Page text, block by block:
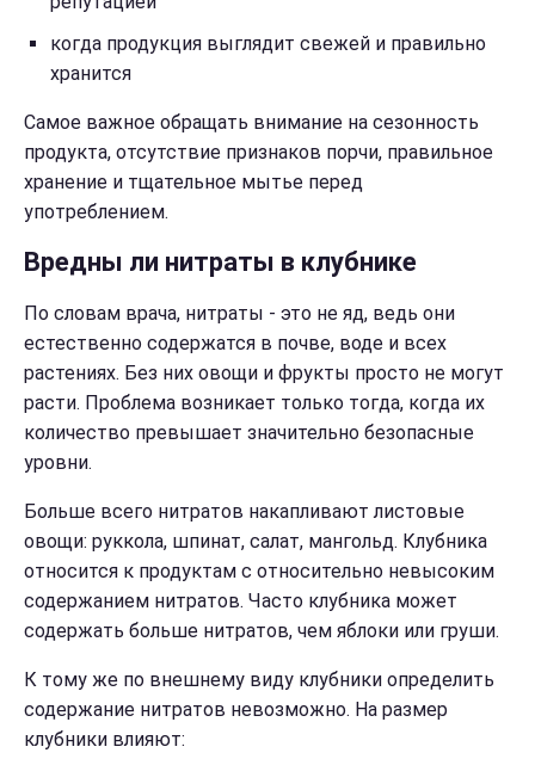
когда продукция выглядит свежей и правильно
хранится
Самое важное обращать внимание на сезонность
продукта, отсутствие признаков порчи, правильное
хранение и тщательное мытье перед
употреблением.
Вредны ли нитраты в клубнике
По словам врача, нитраты - это не яд, ведь они
естественно содержатся в почве, воде и всех
растениях. Без них овощи и фрукты просто не могут
расти. Проблема возникает только тогда, когда их
количество превышает значительно безопасные
уровни.
Больше всего нитратов накапливают листовые
овощи: руккола, шпинат, салат, мангольд. Клубника
относится к продуктам с относительно невысоким
содержанием нитратов. Часто клубника может
содержать больше нитратов, чем яблоки или груши.
К тому же по внешнему виду клубники определить
содержание нитратов невозможно. На размер
клубники влияют: